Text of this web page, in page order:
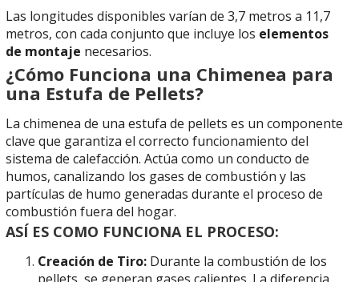
Las longitudes disponibles varían de 3,7 metros a 11,7
metros, con cada conjunto que incluye los elementos
de montaje necesarios.
¿Cómo Funciona una Chimenea para
una Estufa de Pellets?
La chimenea de una estufa de pellets es un componente
clave que garantiza el correcto funcionamiento del
sistema de calefacción. Actúa como un conducto de
humos, canalizando los gases de combustión y las
partículas de humo generadas durante el proceso de
combustión fuera del hogar.
ASÍ ES COMO FUNCIONA EL PROCESO:
Creación de Tiro: Durante la combustión de los